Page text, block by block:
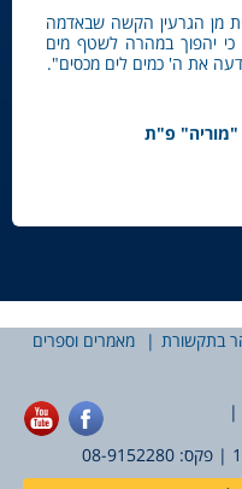
מן הגרעין הקשה שבאדמה
כי יהפוך במהרה לשטף מים
את ה' כמים לים מכסים".
"מוריה" פ"ת
בתקשורת
מאמרים וספרים
| פקס: 08-9152280